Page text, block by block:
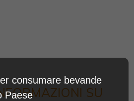
SU
consumare bevande
Paese